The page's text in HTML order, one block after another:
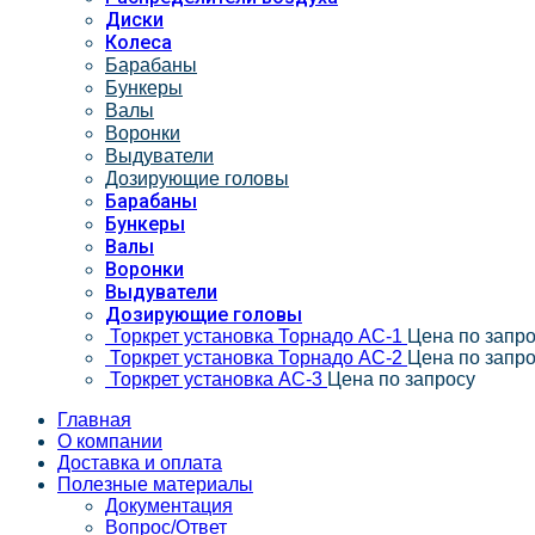
Диски
Колеса
Барабаны
Бункеры
Валы
Воронки
Выдуватели
Дозирующие головы
Барабаны
Бункеры
Валы
Воронки
Выдуватели
Дозирующие головы
Торкрет установка Торнадо АС-1 Цена по
Торкрет установка Торнадо АС-2 Цена по
Торкрет установка АС-3 Цена по запросу
Главная
О компании
Доставка и оплата
Полезные материалы
Документация
Вопрос/Ответ